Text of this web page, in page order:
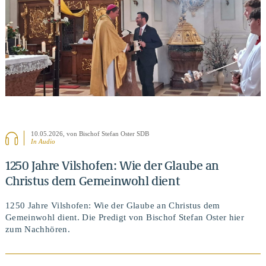
10.05.2026 , von Bischof Stefan Oster SDB
In Audio
1250 Jahre Vilshofen: Wie der Glaube an
Christus dem Gemeinwohl dient
1250 Jahre Vilshofen: Wie der Glaube an Christus dem
Gemeinwohl dient. Die Predigt von Bischof Stefan Oster hier
zum Nachhören.